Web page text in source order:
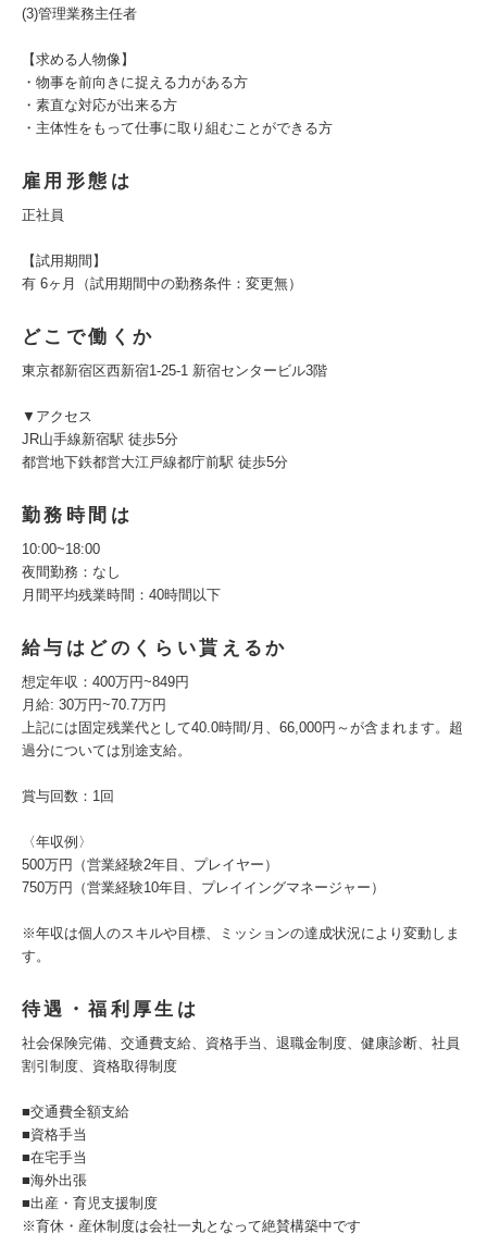
(3)管理業務主任者
【求める人物像】
・物事を前向きに捉える力がある方
・素直な対応が出来る方
・主体性をもって仕事に取り組むことができる方
雇用形態は
正社員
【試用期間】
有 6ヶ月（試用期間中の勤務条件：変更無）
どこで働くか
東京都新宿区西新宿1-25-1 新宿センタービル3階
▼アクセス
JR山手線新宿駅 徒歩5分
都営地下鉄都営大江戸線都庁前駅 徒歩5分
勤務時間は
10:00~18:00
夜間勤務：なし
月間平均残業時間：40時間以下
給与はどのくらい貰えるか
想定年収：400万円~849円
月給: 30万円~70.7万円
上記には固定残業代として40.0時間/月、66,000円～が含まれます。超
過分については別途支給。
賞与回数：1回
〈年収例〉
500万円（営業経験2年目、プレイヤー）
750万円（営業経験10年目、プレイイングマネージャー）
※年収は個人のスキルや目標、ミッションの達成状況により変動しま
す。
待遇・福利厚生は
社会保険完備、交通費支給、資格手当、退職金制度、健康診断、社員
割引制度、資格取得制度
■交通費全額支給
■資格手当
■在宅手当
■海外出張
■出産・育児支援制度
※育休・産休制度は会社一丸となって絶賛構築中です